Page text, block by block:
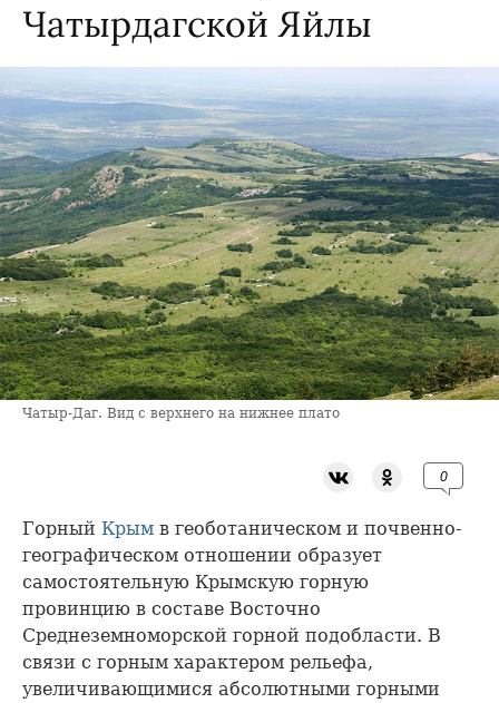
Чатырдагской Яйлы
Чатыр-Даг. Вид с верхнего на нижнее плато
0
Горный Крым в геоботаническом и почвенно-
географическом отношении образует
самостоятельную Крымскую горную
провинцию в составе Восточно
Среднеземноморской горной подобласти. В
связи с горным характером рельефа,
увеличивающимися абсолютными горными